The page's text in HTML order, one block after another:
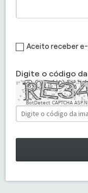
Aceito receber
Digite o código
BotDetect CAPTCHA